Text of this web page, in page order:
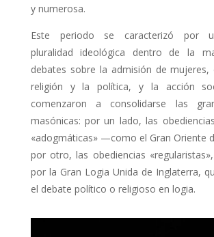
y numerosa.
Este periodo se caracterizó por
pluralidad ideológica dentro de la
debates sobre la admisión de mujeres,
religión y la política, y la acción
comenzaron a consolidarse las
masónicas: por un lado, las
«adogmáticas» —como el Gran Oriente
por otro, las obediencias
por la Gran Logia Unida de Inglaterra,
el debate político o religioso en logia.